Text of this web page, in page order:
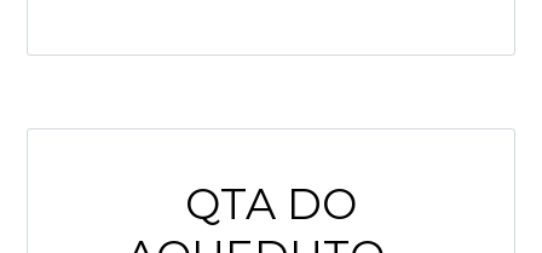
QTA DO